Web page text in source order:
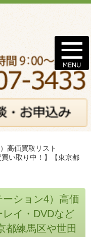
高価買取リスト
い取り中！】【東京都
ション4）高価
イ・DVDなど
都練馬区や世田